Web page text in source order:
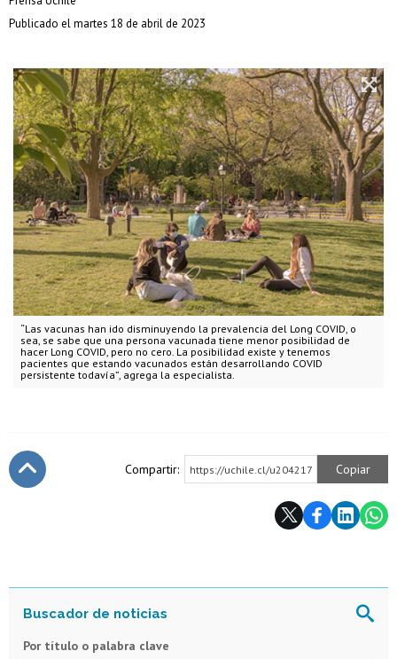
“Las vacunas han ido disminuyendo la prevalencia del Long COVID, o
sea, se sabe que una persona vacunada tiene menor posibilidad de
hacer Long COVID, pero no cero. La posibilidad existe y tenemos
pacientes que estando vacunados están desarrollando COVID
persistente todavía”, agrega la especialista.
Publicado el martes 18 de abril de 2023
Compartir: https://uchile.cl/u204217 Copiar
Por título o palabra clave